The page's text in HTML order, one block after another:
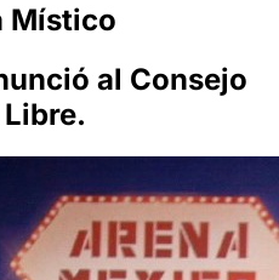
Místico
al Consejo